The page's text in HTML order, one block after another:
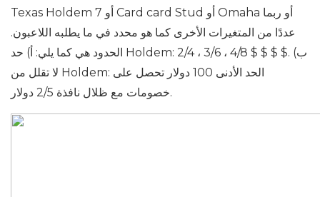
Texas Holdem أو 7 Card card Stud أو Omaha أو ربما
عددًا من المتغيرات الأخرى كما هو محدد في ما يطلبه اللاعبون.
الحدود هي كما يلي: أ) حد Holdem: 2/4 ، 3/6 ، 4/8 $ $ $ $. ب)
لا تقلل من Holdem: الحد الأدنى 100 دولار تحصل على
خصومات مع ظلال نافذة 2/5 دولار.